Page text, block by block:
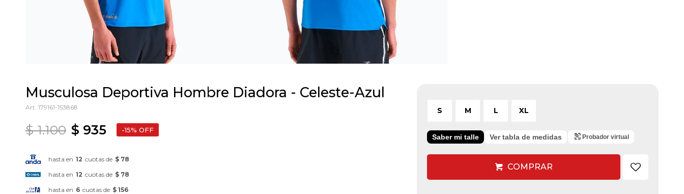
Musculosa Deportiva Hombre Diadora - Celeste-Azul
179161-153868
$ 935
$ 1.100 15
hasta en 12 cuotas de $ 78
hasta en 12 cuotas de $ 78
hasta en 6 cuotas de $ 156
S M L XL
Saber mi talle Ver tabla de medidas Probador virtual
COMPRAR